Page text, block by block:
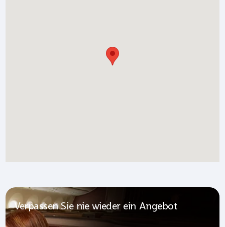
Verpassen Sie nie wieder ein Angebot